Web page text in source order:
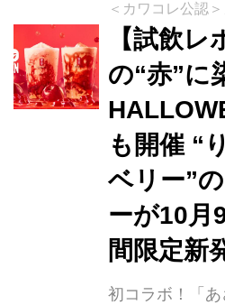
＜カワコレ公認
【試飲レ
の“赤”に
も開催 “
ベリー”
ーが10月
間限定新
初コラボ！「